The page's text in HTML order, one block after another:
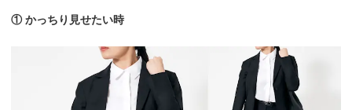
① かっちり見せたい時